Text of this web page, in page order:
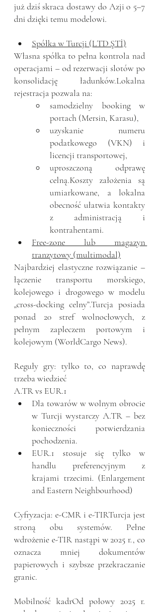
już dziś skraca dostawy do Azji o 5–7
dni dzięki temu modelowi.
Spółka w Turcji (LTD ŞTİ)
Własna spółka to pełna kontrola nad
operacjami – od rezerwacji slotów po
konsolidację ładunków.Lokalna
rejestracja pozwala na:
samodzielny booking w
portach (Mersin, Karasu),
uzyskanie numeru
podatkowego (VKN) i
licencji transportowej,
uproszczoną odprawę
celną.Koszty założenia są
umiarkowane, a lokalna
obecność ułatwia kontakty
z administracją i
kontrahentami.
Free-zone lub magazyn
tranzytowy (multimodal)
Najbardziej elastyczne rozwiązanie –
łączenie transportu morskiego,
kolejowego i drogowego w modelu
„cross-docking celny”.Turcja posiada
ponad 20 stref wolnocłowych, z
pełnym zapleczem portowym i
kolejowym (WorldCargo News).
Reguły gry: tylko to, co naprawdę
trzeba wiedzieć
A.TR vs EUR.1
Dla towarów w wolnym obrocie
w Turcji wystarczy A.TR – bez
konieczności potwierdzania
pochodzenia.
EUR.1 stosuje się tylko w
handlu preferencyjnym z
krajami trzecimi. (Enlargement
and Eastern Neighbourhood)
Cyfryzacja: e-CMR i e-TIRTurcja jest
stroną obu systemów. Pełne
wdrożenie e-TIR nastąpi w 2025 r., co
oznacza mniej dokumentów
papierowych i szybsze przekraczanie
granic.
Mobilność kadrOd połowy 2025 r.